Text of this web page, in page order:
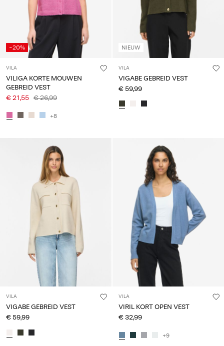
-20%
VILA
VILIGA KORTE MOUWEN
GEBREID VEST
€ 21,55 € 26,99
+8
NIEUW
VILA
VIGABE GEBREID VEST
€ 59,99
VILA
VIGABE GEBREID VEST
€ 59,99
VILA
VIRIL KORT OPEN VEST
€ 32,99
+9